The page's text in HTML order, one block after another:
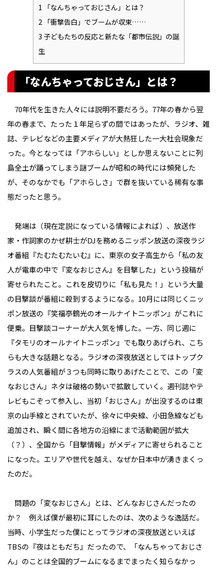
1 「なんちゃっておじさん」とは？
2「衝撃告白」でブームが収束……
3 子どもたちの反応と新たな「都市伝説」の誕
生
「なんちゃっておじさん」とは？
70年代を生きた人々には説明不要だろう。77年の春から翌
年の春まで、たった１年足らずの間ではあったが、ラジオ、雑
誌、テレビなどの主要メディアが大熱狂した一大社会現象だ
った。今となっては「アホらしい」としか思えないことに列
島全土が踊ってしまう謎ブームが昭和の時代には頻発した
が、そのなかでも「アホらしさ」で群を抜いている稀有な事
態だったと思う。
発端は（現在定説になっている情報によれば）、放送作
家・作詞家のかぜ耕士がDJを務めるニッポン放送の深夜ラジ
オ番組『たむたむたいむ』に、東京の女子高生から「私の友
人が電車の中で『変なおじさん』を目撃した」という投稿が
寄せられたこと。これを皮切りに「私も見た！」という大量
の目撃談が番組に殺到するようになる。10月には同じくニッ
ポン放送の『笑福亭鶴光のオールナイトニッポン』がこれに
便乗。目撃談コーナーが大人気を博した。一方、同じ週に
『タモリのオールナイトニッポン』でも取りあげられ、こち
らも大きな話題となる。ラジオの深夜放送としてはトップク
ラスの人気番組が３つも同時に取りあげたことで、この「変
なおじさん」ネタは破格の勢いで拡散していく。週刊誌やテ
レビもこぞって参入し、当初「おじさん」が出没するのは東
京の山手線とされていたが、徐々に中央線、小田急線なども
追加され、瞬く間に各地方の沿線にまで活動範囲が拡大
（？）、全国から「目撃情報」がメディアに寄せられること
になった。エリアや世代を越え、なぜか日本中が湧きまくっ
たのだ。
問題の「変なおじさん」とは、どんなおじさんだったの
か？ 例えば僕が最初に耳にしたのは、次のような逸話だ。
当時、小学生だった僕にとってラジオの深夜放送といえば
TBSの『夜はともだち』だったので、「なんちゃっておじさ
ん」のことは全国的ブームになるまでまったく知らなかっ